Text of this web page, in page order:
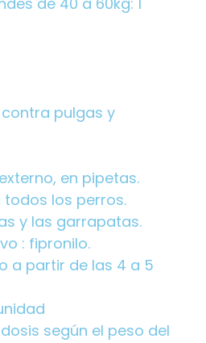
contra pulgas y
en pipetas.
los perros.
y las garrapatas.
: fipronilo.
a partir de las 4 a 5
según el peso del